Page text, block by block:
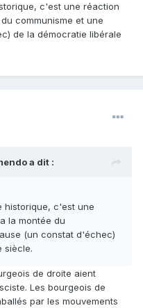
c'est une réaction
communisme et une
de la démocratie libérale
a dit :
historique, c'est une
la montée du
(un constat d'échec)
siècle.
de droite aient
Les bourgeois de
par les mouvements